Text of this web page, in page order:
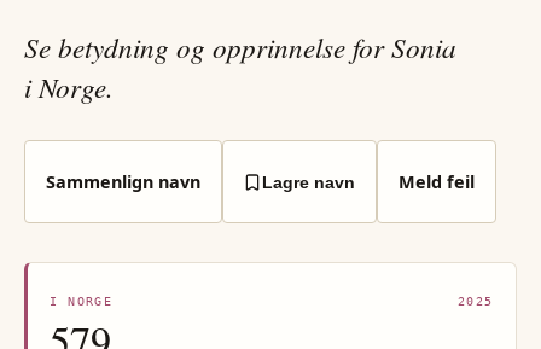
Se betydning og opprinnelse for Sonia
i Norge.
Sammenlign navn Lagre navn Meld feil
I NORGE 2025